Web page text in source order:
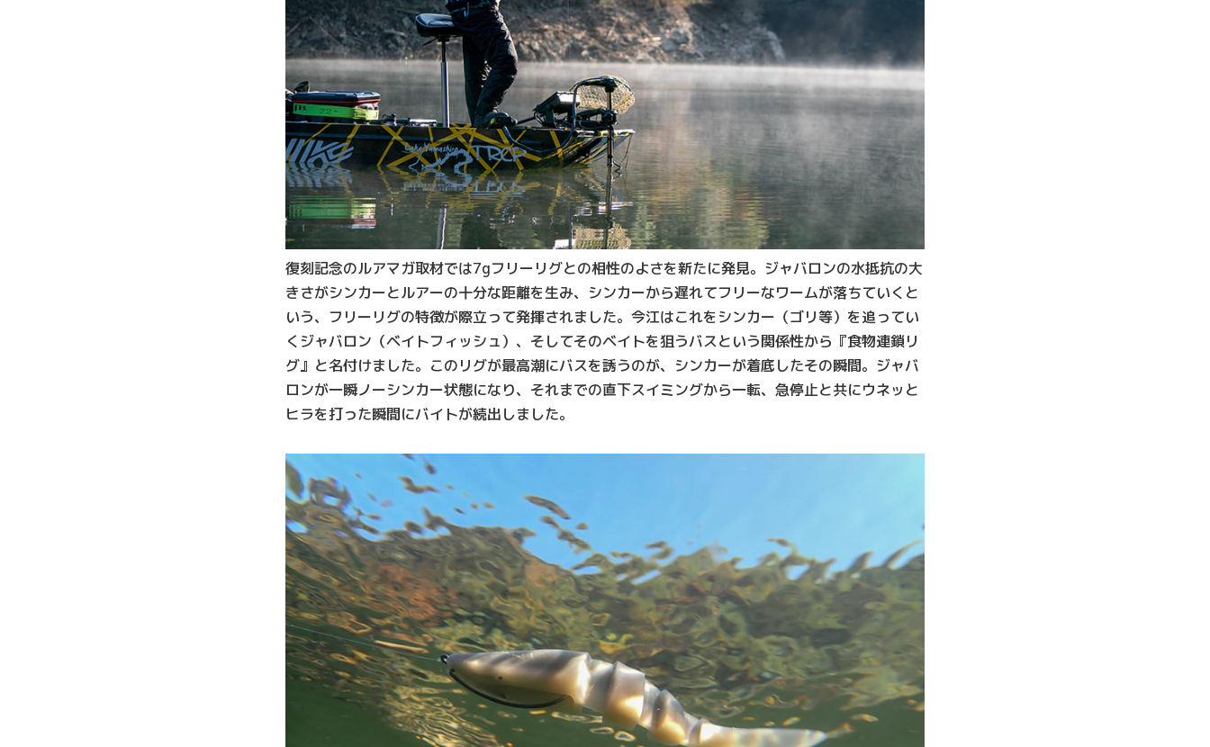
復刻記念のルアマガ取材では7gフリーリグとの相性のよさを新たに発見。ジャバロンの水抵抗の大
きさがシンカーとルアーの十分な距離を生み、シンカーから遅れてフリーなワームが落ちていくと
いう、フリーリグの特徴が際立って発揮されました。今江はこれをシンカー（ゴリ等）を追ってい
くジャバロン（ベイトフィッシュ）、そしてそのベイトを狙うバスという関係性から『食物連鎖リ
グ』と名付けました。このリグが最高潮にバスを誘うのが、シンカーが着底したその瞬間。ジャバ
ロンが一瞬ノーシンカー状態になり、それまでの直下スイミングから一転、急停止と共にウネッと
ヒラを打った瞬間にバイトが続出しました。